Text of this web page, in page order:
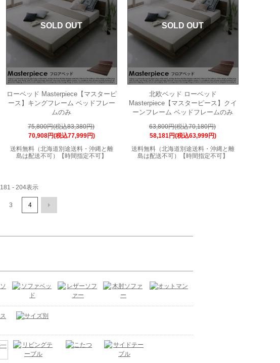
SOLD OUT
ローベッド Masterpiece【マスターピ
ース】キングフレーム ベッドフレー
ムのみ
75,800円(税込83,380円)
70,908円(税込77,999円)
送料無料（北海道別途送料・沖縄と離
島は配送不可）【時間指定不可】
SOLD OUT
北欧ベッド ローベッド
Masterpiece【マスターピース】クイ
ーンフレーム ベッドフレームのみ
63,800円(税込70,180円)
58,181円(税込63,999円)
送料無料（北海道別途送料・沖縄と離
島は配送不可）【時間指定不可】
181 - 204表示
3 4